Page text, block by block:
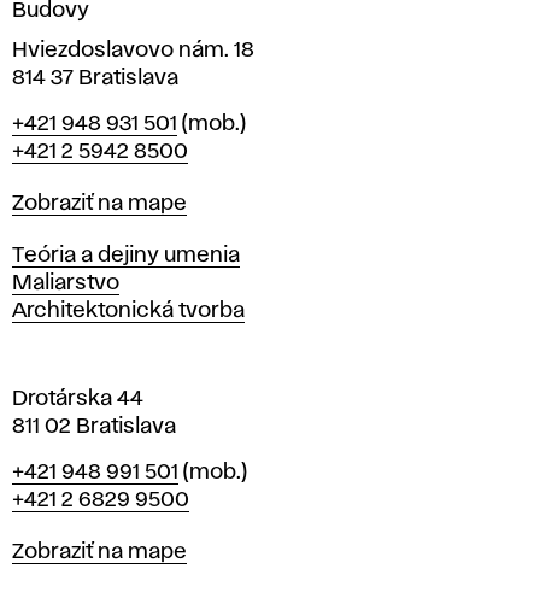
í
v
r
a
i
l
a
v
Budovy
Hviezdoslavovo nám. 18
814 37 Bratislava
Telefón
+421 948 931 501 (mob.)
+421 2 5942 8500
Mapa
Zobraziť na mape
Katedry
Teória a dejiny umenia
Maliarstvo
Architektonická tvorba
Drotárska 44
811 02 Bratislava
Telefón
+421 948 991 501 (mob.)
+421 2 6829 9500
Mapa
Zobraziť na mape